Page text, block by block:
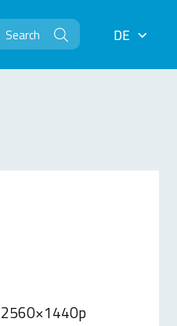
DE
DE